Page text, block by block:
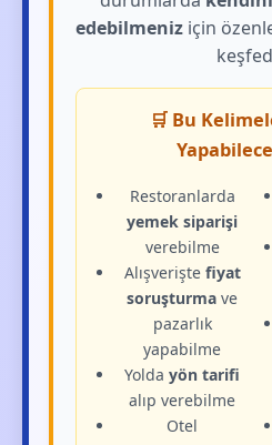
edebilmeniz için
🛒 Bu
Restoranlarda
yemek siparişi
verebilme
Alışverişte fiyat
soruşturma ve
pazarlık
yapabilme
Yoldayön tarifi
alıp verebilme
Otel